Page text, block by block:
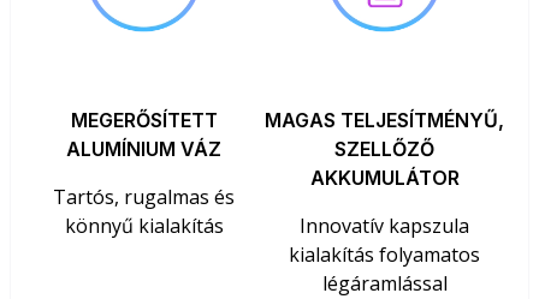
MEGERŐSÍTETT
ALUMÍNIUM VÁZ
Tartós, rugalmas és
könnyű kialakítás
MAGAS TELJESÍTMÉNYŰ,
SZELLŐZŐ
AKKUMULÁTOR
Innovatív kapszula
kialakítás folyamatos
légáramlással